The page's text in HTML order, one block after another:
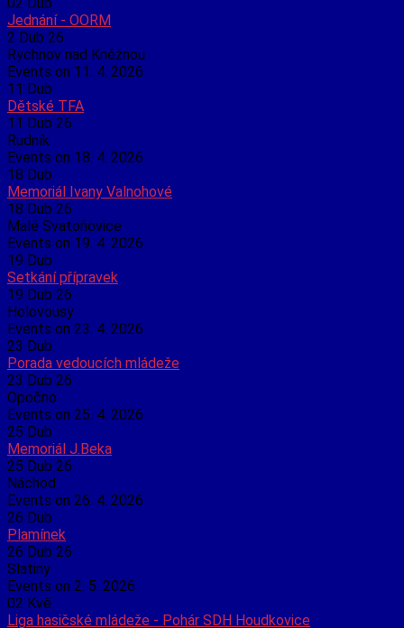
Jednání - OORM
2 Dub 26
Rychnov nad Kněžnou
Events on 11. 4. 2026
11 Dub
Dětské TFA
11 Dub 26
Rudník
Events on 18. 4. 2026
18 Dub
Memoriál Ivany Valnohové
18 Dub 26
Malé Svatoňovice
Events on 19. 4. 2026
19 Dub
Setkání přípravek
19 Dub 26
Holovousy
Events on 23. 4. 2026
23 Dub
Porada vedoucích mládeže
23 Dub 26
Opočno
Events on 25. 4. 2026
25 Dub
Memoriál J.Beka
25 Dub 26
Náchod
Events on 26. 4. 2026
26 Dub
Plamínek
26 Dub 26
Slatiny
Events on 2. 5. 2026
02 Kvě
Liga hasičské mládeže - Pohár SDH Houdkovice